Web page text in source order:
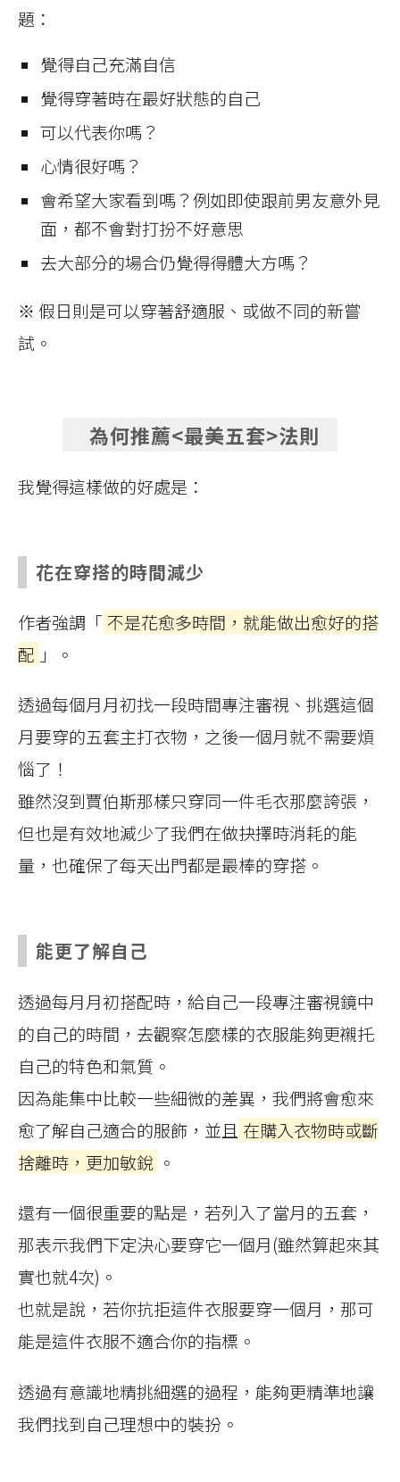
題：
覺得自己充滿自信
覺得穿著時在最好狀態的自己
可以代表你嗎？
心情很好嗎？
會希望大家看到嗎？例如即使跟前男友意外見
面，都不會對打扮不好意思
去大部分的場合仍覺得得體大方嗎？
※ 假日則是可以穿著舒適服、或做不同的新嘗
試。
為何推薦<最美五套>法則
我覺得這樣做的好處是：
花在穿搭的時間減少
作者強調「 不是花愈多時間，就能做出愈好的搭
配 」。
透過每個月月初找一段時間專注審視、挑選這個
月要穿的五套主打衣物，之後一個月就不需要煩
惱了！
雖然沒到賈伯斯那樣只穿同一件毛衣那麼誇張，
但也是有效地減少了我們在做抉擇時消耗的能
量，也確保了每天出門都是最棒的穿搭。
能更了解自己
透過每月月初搭配時，給自己一段專注審視鏡中
的自己的時間，去觀察怎麼樣的衣服能夠更襯托
自己的特色和氣質。
因為能集中比較一些細微的差異，我們將會愈來
愈了解自己適合的服飾，並且 在購入衣物時或斷
捨離時，更加敏銳 。
還有一個很重要的點是，若列入了當月的五套，
那表示我們下定決心要穿它一個月(雖然算起來其
實也就4次)。
也就是說，若你抗拒這件衣服要穿一個月，那可
能是這件衣服不適合你的指標。
透過有意識地精挑細選的過程，能夠更精準地讓
我們找到自己理想中的裝扮。